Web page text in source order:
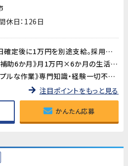
休日：126日
《内定祝金1万円》入社日確定後に1万円を別途支給。採用決定のお祝いです♪
《入寮者限定・生活支援補助6か月》月1万円×6か月の生活支援補助あり。地方からの移住も安心です※入寮者限定
《手順通りに進めるシンプルな作業》専門知識・経験一切不要。決まった手順に沿って作業を進めるため、未経験の方でも約2か月でひとり立ちできます。
注目ポイントをもっと見る
かんたん応募